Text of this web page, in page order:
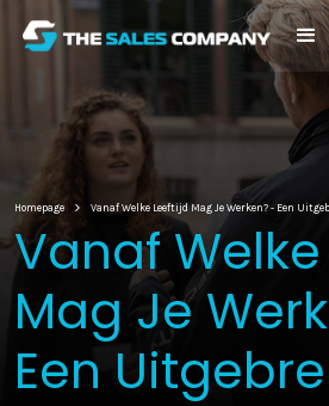
Homepage Vanaf Welke Leeftijd Mag Je Werken? - Een
Vanaf
Mag Je
Een